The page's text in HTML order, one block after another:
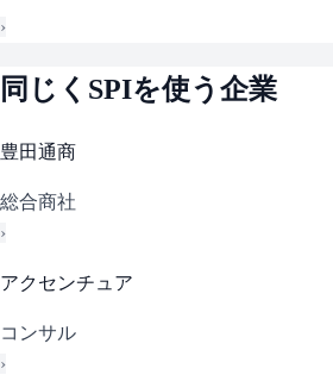
›
同じく SPIを使う企業
豊田通商
総合商社
›
アクセンチュア
コンサル
›